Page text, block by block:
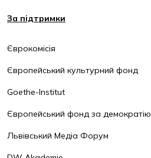
За підтримки
Єврокомісія
Європейський культурний фонд
Goethe-Institut
Європейський фонд за демократію
Львівський Медіа Форум